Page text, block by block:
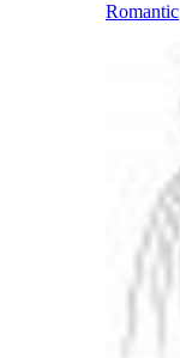
Romantic